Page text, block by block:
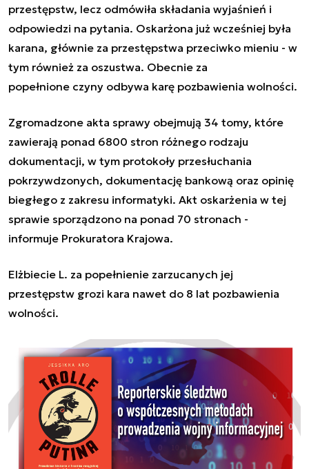
przestępstw, lecz odmówiła składania wyjaśnień i
odpowiedzi na pytania. Oskarżona już wcześniej była
karana, głównie za przestępstwa przeciwko mieniu - w
tym również za oszustwa. Obecnie za
popełnione czyny odbywa karę pozbawienia wolności.
Zgromadzone akta sprawy obejmują 34 tomy, które
zawierają ponad 6800 stron różnego rodzaju
dokumentacji, w tym protokoły przesłuchania
pokrzywdzonych, dokumentację bankową oraz opinię
biegłego z zakresu informatyki. Akt oskarżenia w tej
sprawie sporządzono na ponad 70 stronach -
informuje Prokuratora Krajowa.
Elżbiecie L. za popełnienie zarzucanych jej
przestępstw grozi kara nawet do 8 lat pozbawienia
wolności.